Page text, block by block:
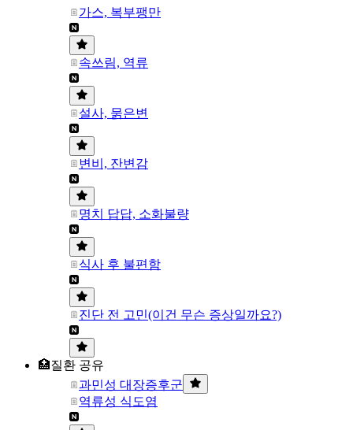
가스, 복부팽만
속쓰림, 역류
설사, 묽은변
변비, 잔변감
명치 답답, 소화불량
식사 후 불편함
진단 전 고민(이건 무슨 증상일까요?)
🏥질환 공유
과민성 대장증후군
역류성 식도염